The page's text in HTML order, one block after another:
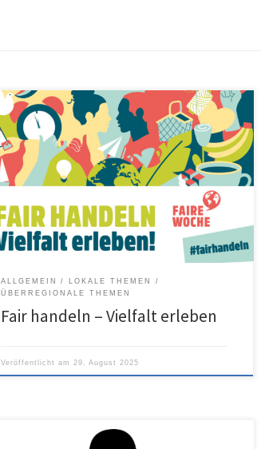
ALLGEMEIN
LOKALE THEMEN
ÜBERREGIONALE THEMEN
Fair handeln – Vielfalt erleben
Veröffentlicht am 29. August 2025